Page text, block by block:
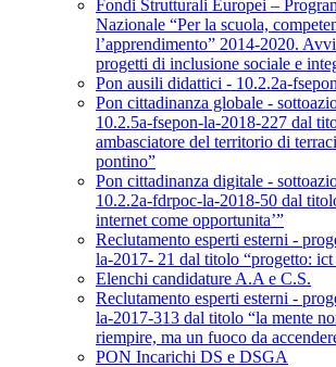
Fondi Strutturali Europei –
Nazionale “Per la scuola,
l’apprendimento” 2014-2020.
progetti di inclusione sociale e
Pon ausili didattici - 10.2.2a-
Pon cittadinanza globale -
10.2.5a-fsepon-la-2018-227 dal
ambasciatore del territorio di
pontino”
Pon cittadinanza digitale -
10.2.2a-fdrpoc-la-2018-50 dal
internet come opportunita’”
Reclutamento esperti esterni -
la-2017- 21 dal titolo “progetto: ict
Elenchi candidature A.A e C.S.
Reclutamento esperti esterni -
la-2017-313 dal titolo “la mente
riempire, ma un fuoco da
PON Incarichi DS e DSGA